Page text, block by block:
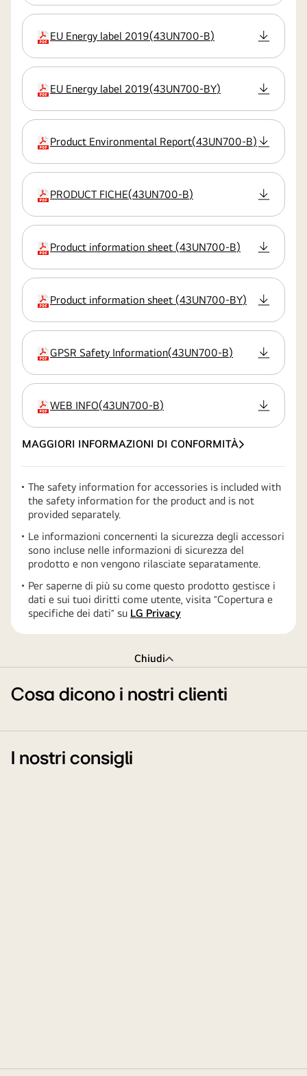
estensione
EU Energy label 2019(43UN700-B)
estensione
EU Energy label 2019(43UN700-BY)
estensione
Product Environmental Report(43UN700-B)
estensione
PRODUCT FICHE(43UN700-B)
estensione
Product information sheet (43UN700-B)
estensione
Product information sheet (43UN700-BY)
estensione
GPSR Safety Information(43UN700-B)
estensione
WEB INFO(43UN700-B)
MAGGIORI INFORMAZIONI DI CONFORMITÀ
The safety information for accessories is included with
the safety information for the product and is not
provided separately.
Le informazioni concernenti la sicurezza degli accessori
sono incluse nelle informazioni di sicurezza del
prodotto e non vengono rilasciate separatamente.
Per saperne di più su come questo prodotto gestisce i
dati e sui tuoi diritti come utente, visita ″Copertura e
specifiche dei dati″ su LG Privacy
Chiudi
Cosa dicono i nostri clienti
I nostri consigli